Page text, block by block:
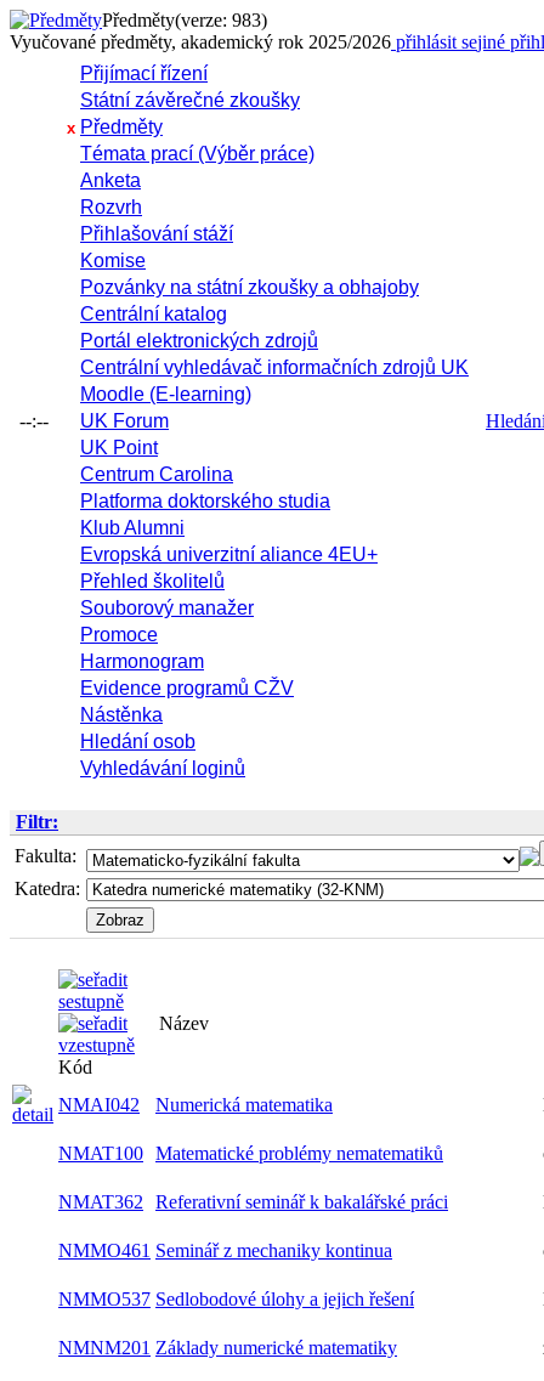
Předměty(verze: 983)
Vyučované předměty, akademický rok 2025/2026 přihlásit sejiné
--:--
Přijímací řízení
Státní závěrečné zkoušky
x Předměty
Témata prací (Výběr práce)
Anketa
Rozvrh
Přihlašování stáží
Komise
Pozvánky na státní zkoušky a obhajoby
Centrální katalog
Portál elektronických zdrojů
Centrální vyhledávač informačních zdrojů UK
Moodle (E-learning)
UK Forum
UK Point
Centrum Carolina
Platforma doktorského studia
Klub Alumni
Evropská univerzitní aliance 4EU+
Přehled školitelů
Souborový manažer
Promoce
Harmonogram
Evidence programů CŽV
Nástěnka
Hledání osob
Vyhledávání loginů
Filtr:
Fakulta:
Katedra:
Kód
NMAI042 Numerická matematika
NMAT100 Matematické problémy nematematiků
NMAT362 Referativní seminář k bakalářské práci
NMMO461 Seminář z mechaniky kontinua
NMMO537 Sedlobodové úlohy a jejich řešení
NMNM201 Základy numerické matematiky